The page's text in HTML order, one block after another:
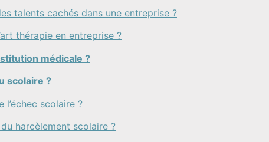
talents cachés dans une entreprise ?
thérapie en entreprise ?
médicale ?
scolaire ?
scolaire ?
harcèlement scolaire ?